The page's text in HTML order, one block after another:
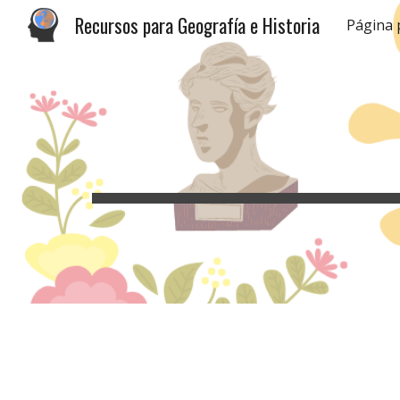
Recursos para Geografía e Historia Página